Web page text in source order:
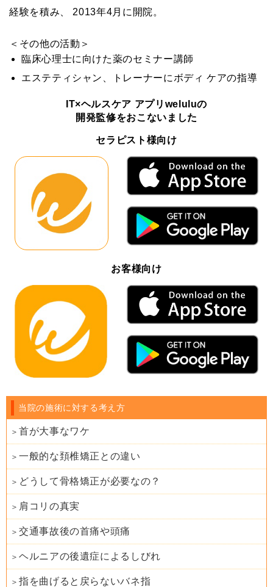
経験を積み、 2013年4月に開院。
＜その他の活動＞
臨床心理士に向けた薬のセミナー講師
エステティシャン、トレーナーにボディ ケアの指導
IT×ヘルスケア アプリweluluの
開発監修をおこないました
セラピスト様向け
お客様向け
当院の施術に対する考え方
首が大事なワケ
一般的な頚椎矯正との違い
どうして骨格矯正が必要なの？
肩コリの真実
交通事故後の首痛や頭痛
ヘルニアの後遺症によるしびれ
指を曲げると戻らないバネ指